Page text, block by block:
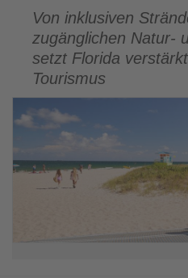
Von inklusiven
zugänglichen Natur-
setzt Florida
Tourismus